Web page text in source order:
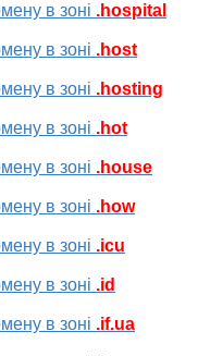
в зоні .hospital
в зоні .host
в зоні .hosting
в зоні .hot
в зоні .house
в зоні .how
в зоні .icu
в зоні .id
в зоні .if.ua